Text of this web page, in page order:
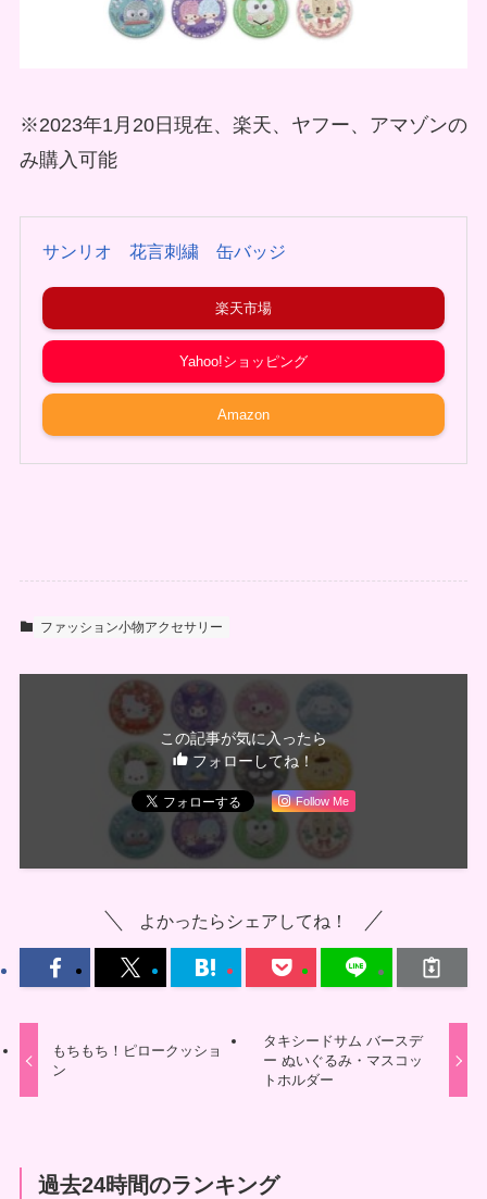
※2023年1月20日現在、楽天、ヤフー、アマゾンの
み購入可能
サンリオ 花言刺繍 缶バッジ
楽天市場
Yahoo!ショッピング
Amazon
ファッション小物アクセサリー
この記事が気に入ったら
フォローしてね！
Follow Me
よかったらシェアしてね！
もちもち！ピロークッショ
ン
タキシードサム バースデ
ー ぬいぐるみ・マスコッ
トホルダー
過去24時間のランキング